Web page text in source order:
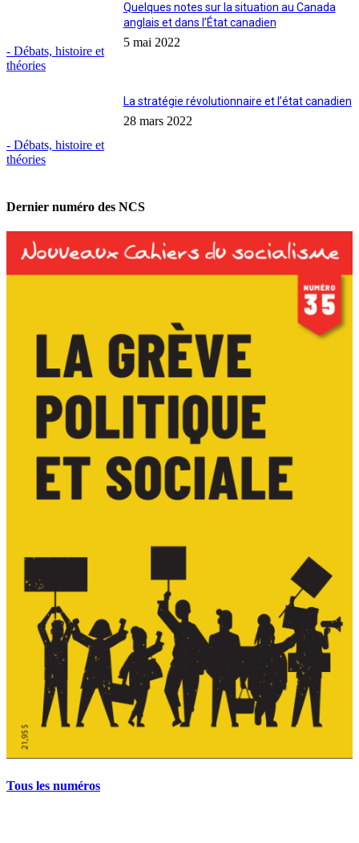
- Débats, histoire et
théories
Quelques notes sur la situation au Canada
anglais et dans l’État canadien
5 mai 2022
- Débats, histoire et
théories
La stratégie révolutionnaire et l’état canadien
28 mars 2022
Dernier numéro des NCS
Tous les numéros